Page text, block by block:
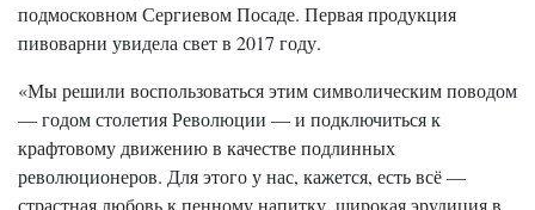
подмосковном Сергиевом Посаде. Первая продукция
пивоварни увидела свет в 2017 году.
«Мы решили воспользоваться этим символическим поводом
— годом столетия Революции — и подключиться к
крафтовому движению в качестве подлинных
революционеров. Для этого у нас, кажется, есть всё —